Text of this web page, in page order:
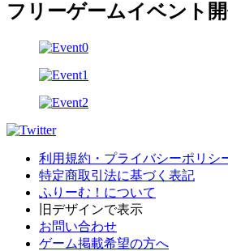
フリーゲームイベント開
利用規約・プライバシーポリシ
特定商取引法に基づく表記
ふりーむ！について
旧デザインで表示
お問い合わせ
ゲーム掲載希望の方へ